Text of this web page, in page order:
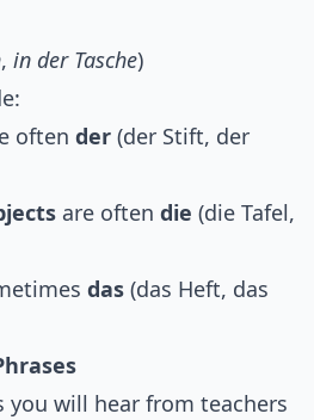
, in der Tasche)
often der (der Stift, der
are often die (die Tafel,
das (das Heft, das
you will hear from teachers